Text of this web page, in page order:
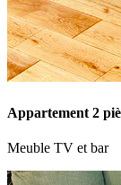
Appartement 2
Meuble TV et bar